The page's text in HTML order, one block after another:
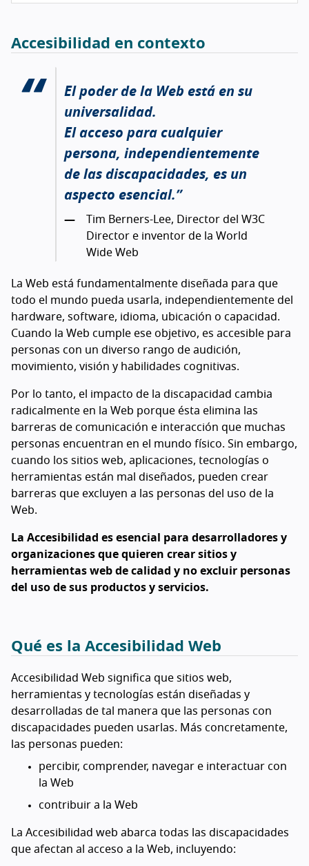
Accesibilidad en contexto
El poder de la Web está en su
universalidad.
El acceso para cualquier
persona, independientemente
de las discapacidades, es un
aspecto esencial.
Tim Berners-Lee, Director del W3C
Director e inventor de la World
Wide Web
La Web está fundamentalmente diseñada para que
todo el mundo pueda usarla, independientemente del
hardware, software, idioma, ubicación o capacidad.
Cuando la Web cumple ese objetivo, es accesible para
personas con un diverso rango de audición,
movimiento, visión y habilidades cognitivas.
Por lo tanto, el impacto de la discapacidad cambia
radicalmente en la Web porque ésta elimina las
barreras de comunicación e interacción que muchas
personas encuentran en el mundo físico. Sin embargo,
cuando los sitios web, aplicaciones, tecnologías o
herramientas están mal diseñados, pueden crear
barreras que excluyen a las personas del uso de la
Web.
La Accesibilidad es esencial para desarrolladores y
organizaciones que quieren crear sitios y
herramientas web de calidad y no excluir personas
del uso de sus productos y servicios.
Qué es la Accesibilidad Web
Accesibilidad Web significa que sitios web,
herramientas y tecnologías están diseñadas y
desarrolladas de tal manera que las personas con
discapacidades pueden usarlas. Más concretamente,
las personas pueden:
percibir, comprender, navegar e interactuar con
la Web
contribuir a la Web
La Accesibilidad web abarca todas las discapacidades
que afectan al acceso a la Web, incluyendo: